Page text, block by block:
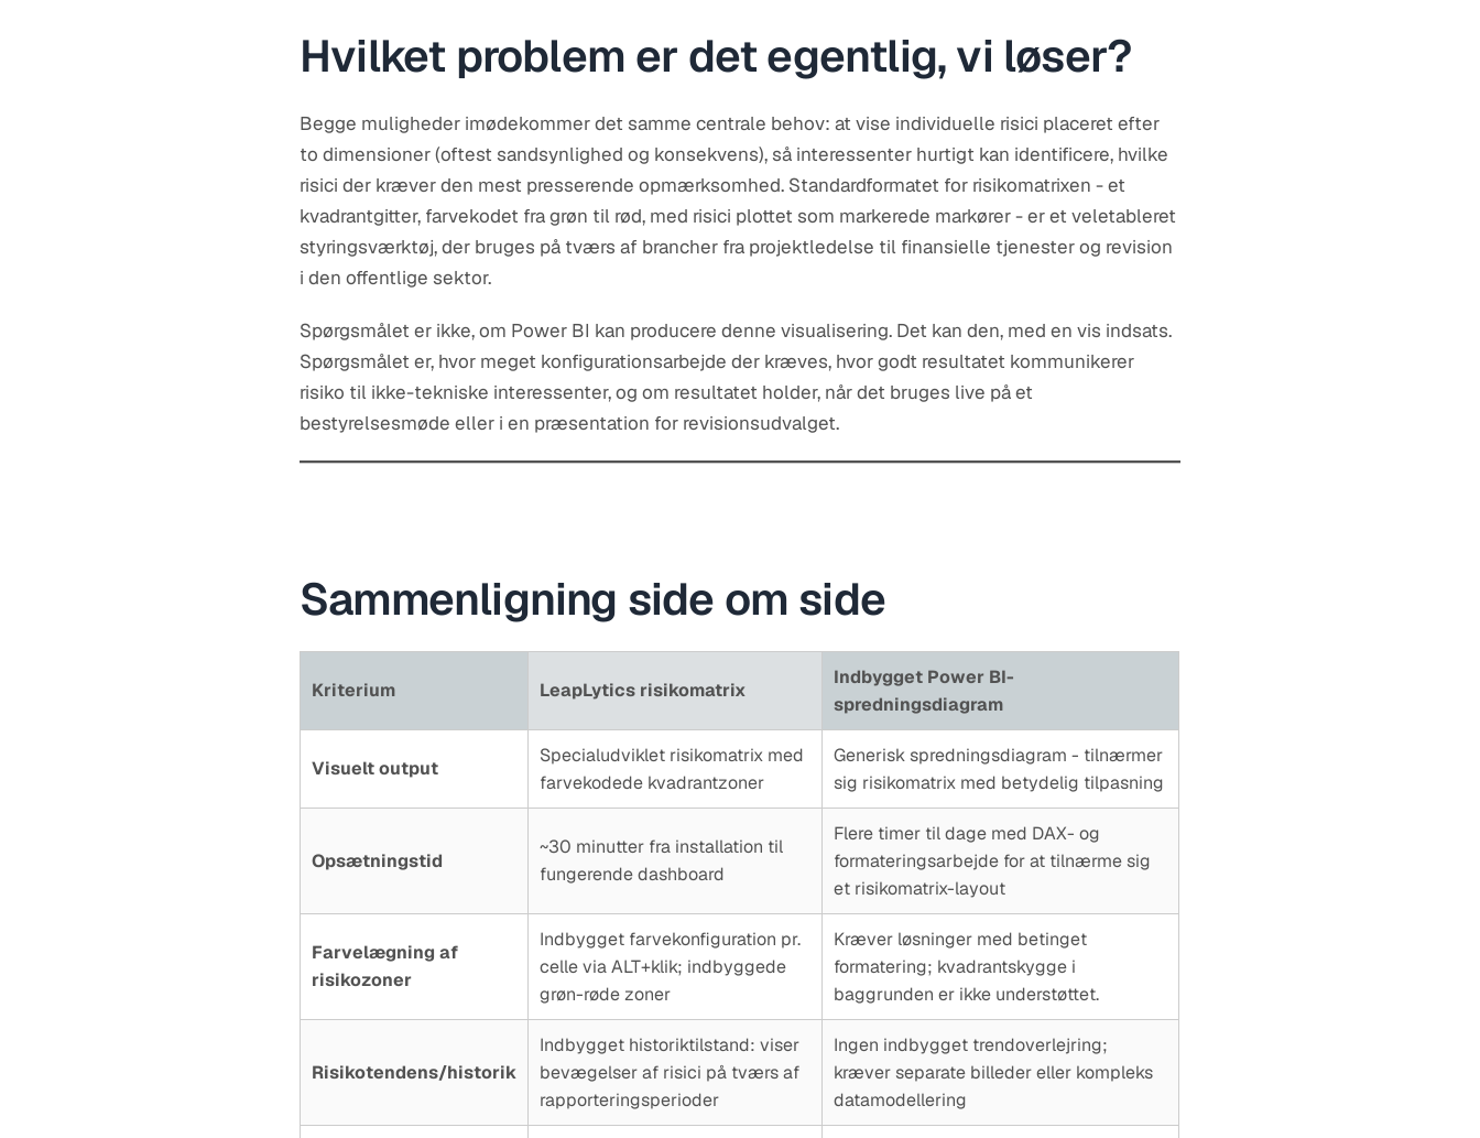
Hvilket problem er det egentlig, vi løser?
Begge muligheder imødekommer det samme centrale behov: at vise individuelle risici placeret efter
to dimensioner (oftest sandsynlighed og konsekvens), så interessenter hurtigt kan identificere, hvilke
risici der kræver den mest presserende opmærksomhed. Standardformatet for risikomatrixen - et
kvadrantgitter, farvekodet fra grøn til rød, med risici plottet som markerede markører - er et veletableret
styringsværktøj, der bruges på tværs af brancher fra projektledelse til finansielle tjenester og revision
i den offentlige sektor.
Spørgsmålet er ikke, om Power BI kan producere denne visualisering. Det kan den, med en vis indsats.
Spørgsmålet er, hvor meget konfigurationsarbejde der kræves, hvor godt resultatet kommunikerer
risiko til ikke-tekniske interessenter, og om resultatet holder, når det bruges live på et
bestyrelsesmøde eller i en præsentation for revisionsudvalget.
Sammenligning side om side
Kriterium LeapLytics risikomatrix
Indbygget Power BI-
spredningsdiagram
Visuelt output
Specialudviklet risikomatrix med
farvekodede kvadrantzoner
Generisk spredningsdiagram - tilnærmer
sig risikomatrix med betydelig tilpasning
Opsætningstid
~30 minutter fra installation til
fungerende dashboard
Flere timer til dage med DAX- og
formateringsarbejde for at tilnærme sig
et risikomatrix-layout
Farvelægning af
risikozoner
Indbygget farvekonfiguration pr.
celle via ALT+klik; indbyggede
grøn-røde zoner
Kræver løsninger med betinget
formatering; kvadrantskygge i
baggrunden er ikke understøttet.
Risikotendens/historik
Indbygget historiktilstand: viser
bevægelser af risici på tværs af
rapporteringsperioder
Ingen indbygget trendoverlejring;
kræver separate billeder eller kompleks
datamodellering